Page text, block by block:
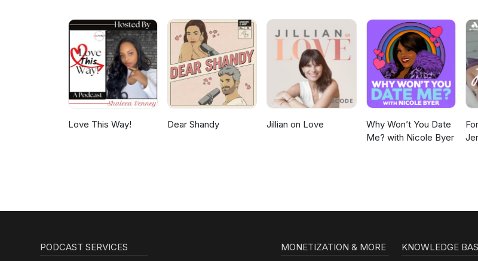
Love This Way! Dear Shandy Jillian on Love
Why Won’t You Date
Me? with Nicole Byer
PODCAST SERVICES MONETIZATION & MORE KNOWLEDGE